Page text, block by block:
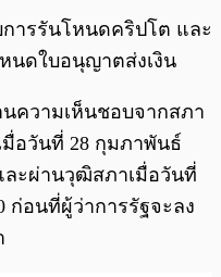
ารรันโหนดคริปโต และ
นดใบอนุญาตส่งเงิน
ความเห็นชอบจากสภา
มื่อวันที่ 28 กุมภาพันธ์
ะผ่านวุฒิสภาเมื่อวันที่
ก่อนที่ผู้ว่าการรัฐจะลง